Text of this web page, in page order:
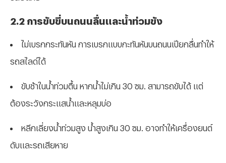
2.2 การขับขี่บนถนนลื่นและน้ำท่วมขัง
ไม่เบรกกระทันหัน การเบรกแบบกะทันหันบนถนนเปียกลื่นทำให้
รถสไลด์ได้
ขับช้าในน้ำท่วมตื้น หากน้ำไม่เกิน 30 ซม. สามารถขับได้ แต่
ต้องระวังกระแสน้ำและหลุมบ่อ
หลีกเลี่ยงน้ำท่วมสูง น้ำสูงเกิน 30 ซม. อาจทำให้เครื่องยนต์
ดับและรถเสียหาย